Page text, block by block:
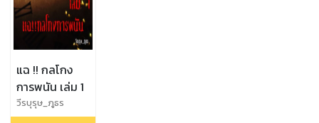
แฉ !! กลโกง
การพนัน เล่ม 1
วีรบุรุษ_ภูธร